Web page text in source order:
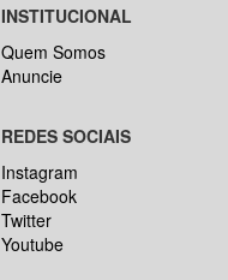
INSTITUCIONAL
Quem Somos
REDES SOCIAIS
Instagram
Facebook
Twitter